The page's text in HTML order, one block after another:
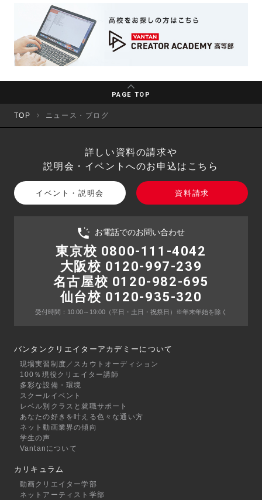
PAGE TOP
TOP ニュース・ブログ
詳しい資料の請求や
説明会・イベントへのお申込はこちら
イベント・説明会 資料請求
お電話でのお問い合わせ
東京校 0800-111-4042
大阪校 0120-997-239
名古屋校 0120-982-695
仙台校 0120-935-320
受付時間：10:00～19:00（平日・土日・祝祭日） ※年末年始を除く
バンタンクリエイターアカデミーについて
現場実習制度／スカウトオーディション
100％現役クリエイター講師
多彩な設備・環境
スクールイベント
レベル別クラスと就職サポート
あなたの好きを叶える⾊々な通い⽅
ネット動画業界の傾向
学生の声
Vantanについて
カリキュラム
動画クリエイター学部
ネットアーティスト学部